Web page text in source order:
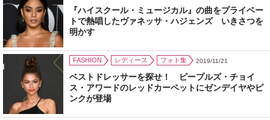
『ハイスクール・ミュージカル』の曲をプライベー
トで熱唱したヴァネッサ・ハジェンズ いきさつを
明かす
FASHION レディース フォト集 2019/11/21
ベストドレッサーを探せ！ ピープルズ・チョイ
ス・アワードのレッドカーペットにゼンデイヤやピ
ンクが登場